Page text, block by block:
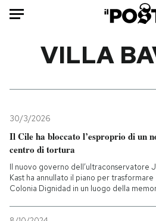
Mondo
Politica
Tecnologia
Internet
Scienza
VILLA
30/3/2026
Il Cile ha bloccato l’esproprio di un
centro di tortura
Il nuovo governo dell’ultraconservatore
Kast ha annullato il piano per trasformare
Colonia Dignidad in un luogo della